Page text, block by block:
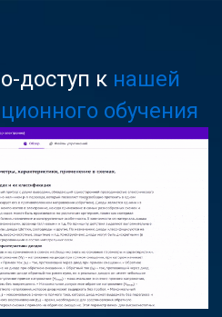
доступ к нашей
обучения